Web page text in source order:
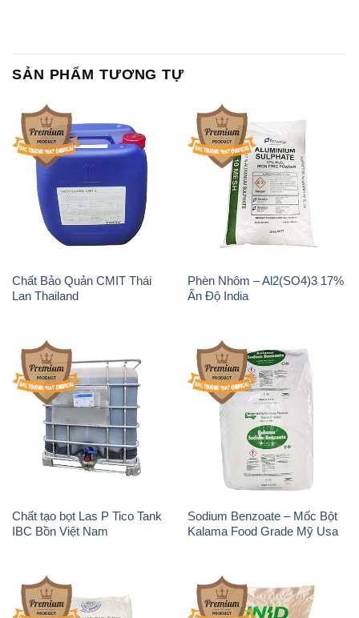
SẢN PHẨM TƯƠNG TỰ
Chất Bảo Quản CMIT Thái
Lan Thailand
Phèn Nhôm – Al2(SO4)3 17%
Ấn Độ India
Chất tạo bọt Las P Tico Tank
IBC Bồn Việt Nam
Sodium Benzoate – Mốc Bột
Kalama Food Grade Mỹ Usa